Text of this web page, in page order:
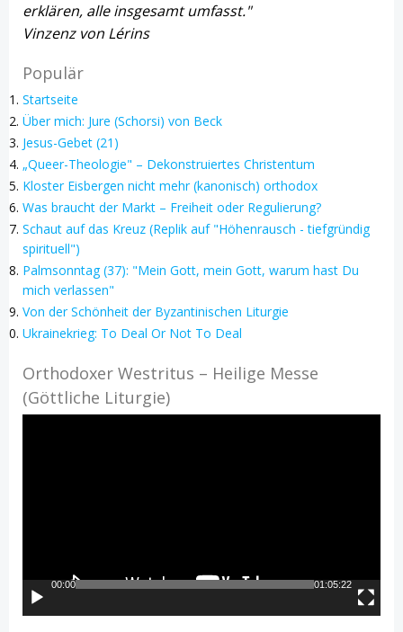
erklären, alle insgesamt umfasst."
Vinzenz von Lérins
Populär
Startseite
Über mich: Jure (Schorsi) von Beck
Jesus-Gebet (21)
„Queer-Theologie" – Dekonstruiertes Christentum
Kloster Eisbergen nicht mehr (kanonisch) orthodox
Was braucht der Markt – Freiheit oder Regulierung?
Schaut auf das Kreuz (Replik auf "Höhenrausch - tiefgründig
spirituell")
Palmsonntag (37): "Mein Gott, mein Gott, warum hast Du
mich verlassen"
Von der Schönheit der Byzantinischen Liturgie
Ukrainekrieg: To Deal Or Not To Deal
Orthodoxer Westritus – Heilige Messe
(Göttliche Liturgie)
00:00 01:05:22